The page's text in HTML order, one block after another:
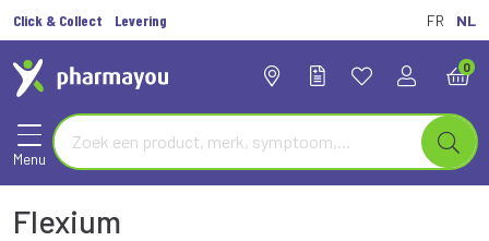
Click & Collect Levering FR NL
0
Menu
Flexium